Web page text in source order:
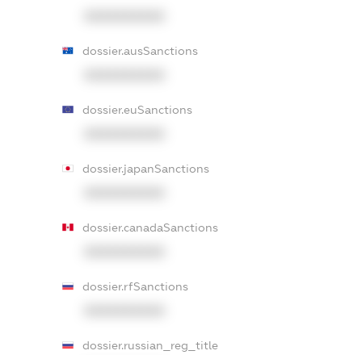
dossier.ausSanctions
dossier.euSanctions
dossier.japanSanctions
dossier.canadaSanctions
dossier.rfSanctions
dossier.russian_reg_title